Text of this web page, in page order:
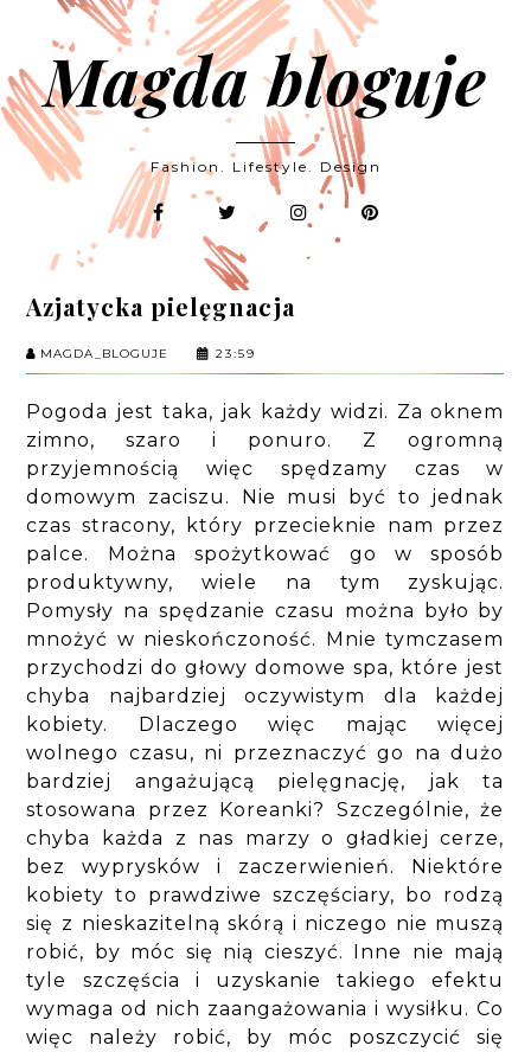
Magda bloguje
Fashion. Lifestyle. Design
Azjatycka pielęgnacja
MAGDA_BLOGUJE 23:59
Pogoda jest taka, jak każdy widzi. Za oknem
zimno, szaro i ponuro. Z ogromną
przyjemnością więc spędzamy czas w
domowym zaciszu. Nie musi być to jednak
czas stracony, który przecieknie nam przez
palce. Można spożytkować go w sposób
produktywny, wiele na tym zyskując.
Pomysły na spędzanie czasu można było by
mnożyć w nieskończoność. Mnie tymczasem
przychodzi do głowy domowe spa, które jest
chyba najbardziej oczywistym dla każdej
kobiety. Dlaczego więc mając więcej
wolnego czasu, ni przeznaczyć go na dużo
bardziej angażującą pielęgnację, jak ta
stosowana przez Koreanki? Szczególnie, że
chyba każda z nas marzy o gładkiej cerze,
bez wyprysków i zaczerwienień. Niektóre
kobiety to prawdziwe szczęściary, bo rodzą
się z nieskazitelną skórą i niczego nie muszą
robić, by móc się nią cieszyć. Inne nie mają
tyle szczęścia i uzyskanie takiego efektu
wymaga od nich zaangażowania i wysiłku. Co
więc należy robić, by móc poszczycić się